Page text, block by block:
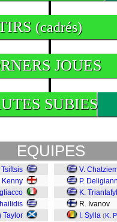
(cadrés)
JOUES
SUBIES
EQUIPES
Kenny
Taylor
V.
P.
K.
R. Ivanov
I. Sylla (K.